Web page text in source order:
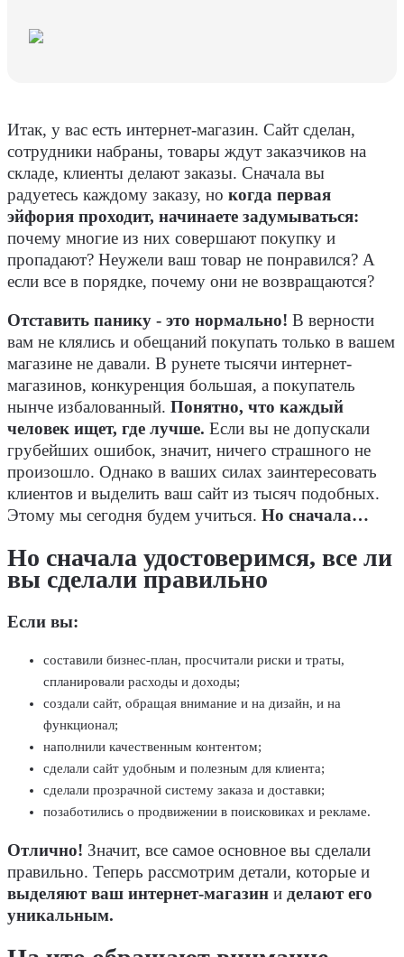
Итак, у вас есть интернет-магазин. Сайт сделан,
сотрудники набраны, товары ждут заказчиков на
складе, клиенты делают заказы. Сначала вы
радуетесь каждому заказу, но когда первая
эйфория проходит, начинаете задумываться:
почему многие из них совершают покупку и
пропадают? Неужели ваш товар не понравился? А
если все в порядке, почему они не возвращаются?
Отставить панику - это нормально! В верности
вам не клялись и обещаний покупать только в вашем
магазине не давали. В рунете тысячи интернет-
магазинов, конкуренция большая, а покупатель
нынче избалованный. Понятно, что каждый
человек ищет, где лучше. Если вы не допускали
грубейших ошибок, значит, ничего страшного не
произошло. Однако в ваших силах заинтересовать
клиентов и выделить ваш сайт из тысяч подобных.
Этому мы сегодня будем учиться. Но сначала…
Но сначала удостоверимся, все ли
вы сделали правильно
Если вы:
составили бизнес-план, просчитали риски и траты,
спланировали расходы и доходы;
создали сайт, обращая внимание и на дизайн, и на
функционал;
наполнили качественным контентом;
сделали сайт удобным и полезным для клиента;
сделали прозрачной систему заказа и доставки;
позаботились о продвижении в поисковиках и рекламе.
Отлично! Значит, все самое основное вы сделали
правильно. Теперь рассмотрим детали, которые и
выделяют ваш интернет-магазин и делают его
уникальным.